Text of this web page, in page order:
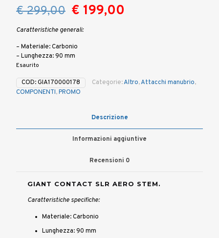
€299,00 Il
prezzo
originale
era:
€ 199,00
Caratteristiche generali:
– Materiale: Carbonio
– Lunghezza: 90 mm
Esaurito
COD:GIA170000178 Categorie:Altro,Attacchi manubrio,
COMPONENTI,PROMO
Descrizione
Informazioni aggiuntive
Recensioni 0
GIANT CONTACT SLR AERO STEM.
Caratteristiche specifiche:
Materiale: Carbonio
Lunghezza: 90 mm